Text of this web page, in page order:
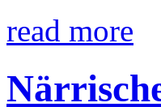
read more